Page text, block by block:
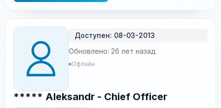
Доступен: 08-03-2013
Обновлено: 26 лет назад
Офлайн
***** Aleksandr - Chief Officer